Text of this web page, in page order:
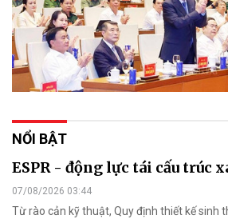
NỔI BẬT
ESPR - động lực tái cấu trúc
07/08/2026 03:44
Từ rào cản kỹ thuật, Quy định thiết kế sinh